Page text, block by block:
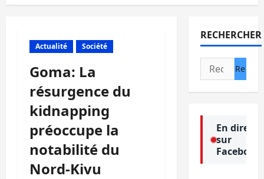
Actualité Société
Goma: La
résurgence du
kidnapping
préoccupe la
notabilité du
Nord-Kivu
RECHERCHER
Rechercher :
En direct
sur
Facebook